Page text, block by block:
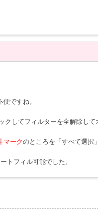
ですね。
してフィルターを全解除して
マークのところを「すべて選択
トフィル可能でした。